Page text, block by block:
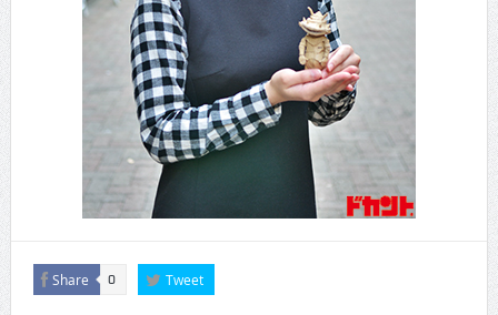
Share 0 Tweet